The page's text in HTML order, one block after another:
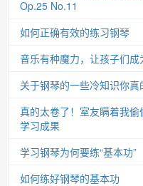
Op.25 No.11
如何正确有效的练习钢琴
音乐有种魔力，让孩子们成
关于钢琴的一些冷知识你真
真的太卷了！室友瞒着我
学习成果
学习钢琴为何要练“基本功”
如何练好钢琴的基本功